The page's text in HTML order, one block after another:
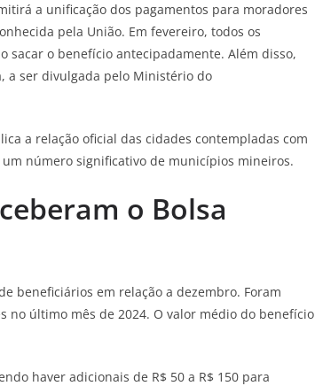
a unificação dos pagamentos para moradores
pela União. Em fevereiro, todos os
sacar o benefício antecipadamente. Além disso,
a ser divulgada pelo Ministério do
a relação oficial das cidades contempladas com
número significativo de municípios mineiros.
o Bolsa
beneficiários em relação a dezembro. Foram
no último mês de 2024. O valor médio do benefício
haver adicionais de R$ 50 a R$ 150 para